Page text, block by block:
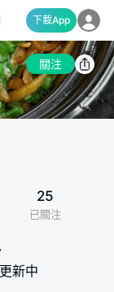
下載App
關注
25
已關注
新中